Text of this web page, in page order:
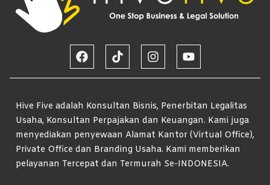
Hive Five adalah Konsultan Bisnis, Penerbitan Legalitas
Usaha, Konsultan Perpajakan dan Keuangan. Kami juga
menyediakan penyewaan Alamat Kantor (Virtual Office),
Private Office dan Branding Usaha. Kami memberikan
pelayanan Tercepat dan Termurah Se-INDONESIA.